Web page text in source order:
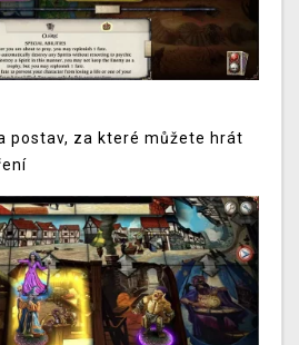
postav, za které můžete hrát